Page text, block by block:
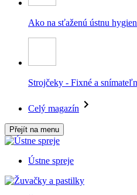
Ako na sťaženú ústnu
Strojčeky - Fixné a
Celý magazín
Přejít na menu
Ústne spreje